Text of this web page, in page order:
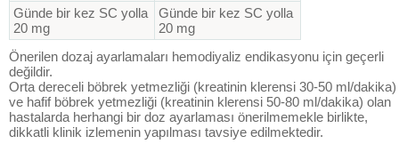
Günde bir kez SC yolla
20 mg
Günde bir kez SC yolla
20 mg
Önerilen dozaj ayarlamaları hemodiyaliz endikasyonu için geçerli
değildir.
Orta dereceli böbrek yetmezliği (kreatinin klerensi 30-50 ml/dakika)
ve hafif böbrek yetmezliği (kreatinin klerensi 50-80 ml/dakika) olan
hastalarda herhangi bir doz ayarlaması önerilmemekle birlikte,
dikkatli klinik izlemenin yapılması tavsiye edilmektedir.